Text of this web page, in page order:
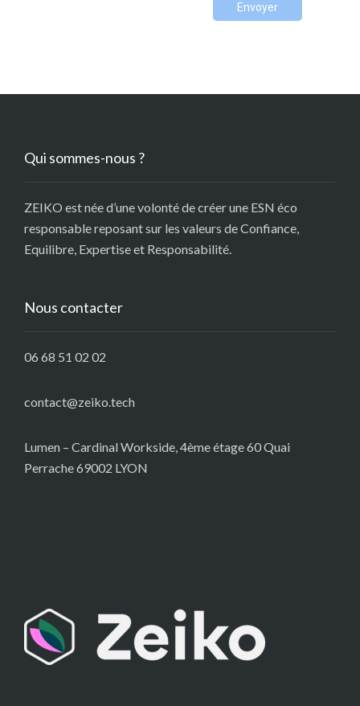
Envoyer
Qui sommes-nous ?
ZEIKO est née d’une volonté de créer une ESN éco
responsable reposant sur les valeurs de Confiance,
Equilibre, Expertise et Responsabilité.
Nous contacter
06 68 51 02 02
contact@zeiko.tech
Lumen – Cardinal Workside, 4ème étage 60 Quai
Perrache 69002 LYON